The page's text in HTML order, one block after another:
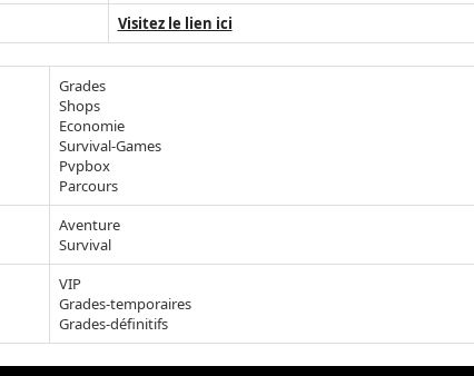
Visitez le lien ici
Grades
Shops
Economie
Survival-Games
Pvpbox
Parcours
Aventure
Survival
VIP
Grades-temporaires
Grades-définitifs